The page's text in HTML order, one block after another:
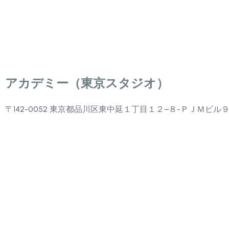
アカデミー（東京スタジオ）
〒142-0052 東京都品川区東中延１丁目１２−８-ＰＪＭビル